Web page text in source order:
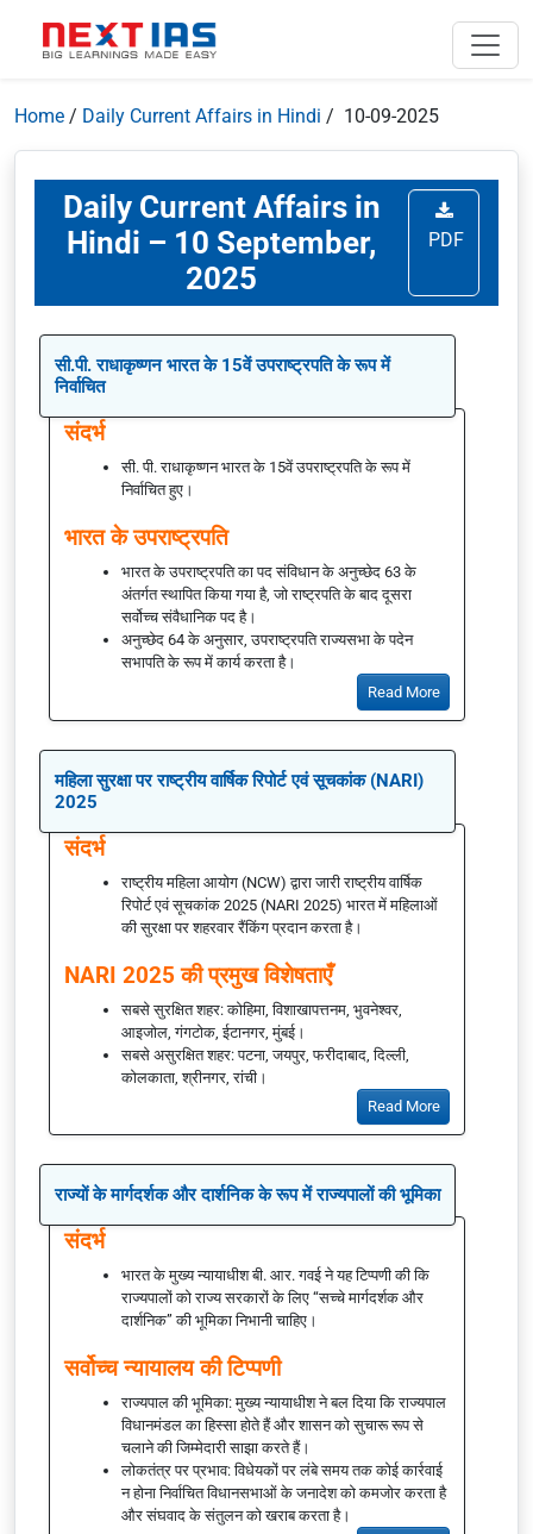
Home / Daily Current Affairs in Hindi / 10-09-2025
Daily Current Affairs in
Hindi – 10 September,
2025
PDF
सी.पी. राधाकृष्णन भारत के 15वें उपराष्ट्रपति के रूप में
निर्वाचित
संदर्भ
सी. पी. राधाकृष्णन भारत के 15वें उपराष्ट्रपति के रूप में
निर्वाचित हुए।
भारत के उपराष्ट्रपति
भारत के उपराष्ट्रपति का पद संविधान के अनुच्छेद 63 के
अंतर्गत स्थापित किया गया है, जो राष्ट्रपति के बाद दूसरा
सर्वोच्च संवैधानिक पद है।
अनुच्छेद 64 के अनुसार, उपराष्ट्रपति राज्यसभा के पदेन
सभापति के रूप में कार्य करता है।
Read More
महिला सुरक्षा पर राष्ट्रीय वार्षिक रिपोर्ट एवं सूचकांक (NARI)
2025
संदर्भ
राष्ट्रीय महिला आयोग (NCW) द्वारा जारी राष्ट्रीय वार्षिक
रिपोर्ट एवं सूचकांक 2025 (NARI 2025) भारत में महिलाओं
की सुरक्षा पर शहरवार रैंकिंग प्रदान करता है।
NARI 2025 की प्रमुख विशेषताएँ
सबसे सुरक्षित शहर: कोहिमा, विशाखापत्तनम, भुवनेश्वर,
आइजोल, गंगटोक, ईटानगर, मुंबई।
सबसे असुरक्षित शहर: पटना, जयपुर, फरीदाबाद, दिल्ली,
कोलकाता, श्रीनगर, रांची।
Read More
राज्यों के मार्गदर्शक और दार्शनिक के रूप में राज्यपालों की भूमिका
संदर्भ
भारत के मुख्य न्यायाधीश बी. आर. गवई ने यह टिप्पणी की कि
राज्यपालों को राज्य सरकारों के लिए “सच्चे मार्गदर्शक और
दार्शनिक” की भूमिका निभानी चाहिए।
सर्वोच्च न्यायालय की टिप्पणी
राज्यपाल की भूमिका: मुख्य न्यायाधीश ने बल दिया कि राज्यपाल
विधानमंडल का हिस्सा होते हैं और शासन को सुचारू रूप से
चलाने की जिम्मेदारी साझा करते हैं।
लोकतंत्र पर प्रभाव: विधेयकों पर लंबे समय तक कोई कार्रवाई
न होना निर्वाचित विधानसभाओं के जनादेश को कमजोर करता है
और संघवाद के संतुलन को खराब करता है।